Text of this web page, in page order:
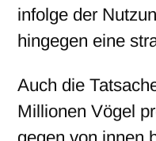
infolge der
hingegen eine
Auch die
Millionen Vögel